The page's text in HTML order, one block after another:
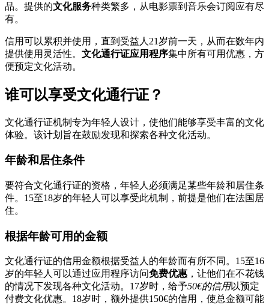
品。提供的文化服务种类繁多，从电影票到音乐会订阅应有尽
有。
信用可以累积并使用，直到受益人21岁前一天，从而在数年内
提供使用灵活性。 文化通行证应用程序集中所有可用优惠，方
便预定文化活动。
谁可以享受文化通行证？
文化通行证机制专为年轻人设计，使他们能够享受丰富的文化
体验。该计划旨在鼓励发现和探索各种文化活动。
年龄和居住条件
要符合文化通行证的资格，年轻人必须满足某些年龄和居住条
件。15至18岁的年轻人可以享受此机制，前提是他们在法国居
住。
根据年龄可用的金额
文化通行证的信用金额根据受益人的年龄而有所不同。15至16
岁的年轻人可以通过应用程序访问免费优惠 ，让他们在不花钱
的情况下发现各种文化活动。17岁时，给予50€的信用以预定
付费文化优惠。18岁时，额外提供150€的信用，使总金额可能